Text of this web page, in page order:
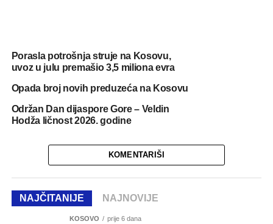
Porasla potrošnja struje na Kosovu,
uvoz u julu premašio 3,5 miliona evra
Opada broj novih preduzeća na Kosovu
Održan Dan dijaspore Gore – Veldin
Hodža ličnost 2026. godine
KOMENTARIŠI
NAJČITANIJE NAJNOVIJE
KOSOVO prije 6 dana